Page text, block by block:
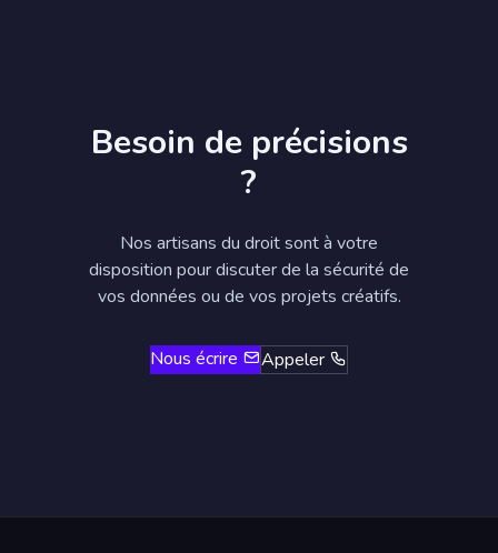
Besoin de précisions
?
Nos artisans du droit sont à votre
disposition pour discuter de la sécurité de
vos données ou de vos projets créatifs.
Nous écrire Appeler